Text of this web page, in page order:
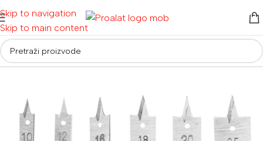
Skip to navigation
Skip to main content
Početna/ Pribor/Svrdla i krune